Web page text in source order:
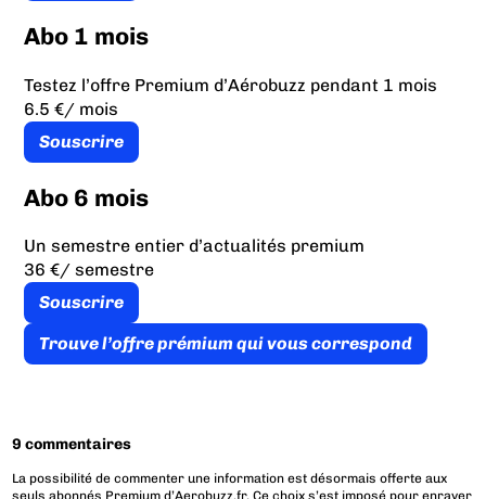
Abo 1 mois
Testez l’offre Premium d’Aérobuzz pendant 1 mois
6.5 €/ mois
Souscrire
Abo 6 mois
Un semestre entier d’actualités premium
36 €/ semestre
Souscrire
Trouve l’offre prémium qui vous correspond
9 commentaires
La possibilité de commenter une information est désormais offerte aux
seuls abonnés Premium d’Aerobuzz.fr. Ce choix s’est imposé pour enrayer